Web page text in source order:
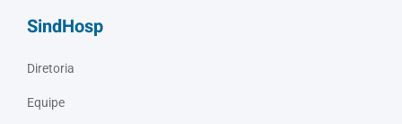
SindHosp
Diretoria
Equipe